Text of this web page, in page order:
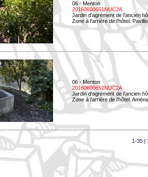
06 - Menton
20160600651NUC2A
Jardin d'agrément de l'ancien
Zone à l'arrière de l'hôtel.
06 - Menton
20160600652NUC2A
Jardin d'agrément de l'ancien
Zone à l'arrière de l'hôtel.
1-35|